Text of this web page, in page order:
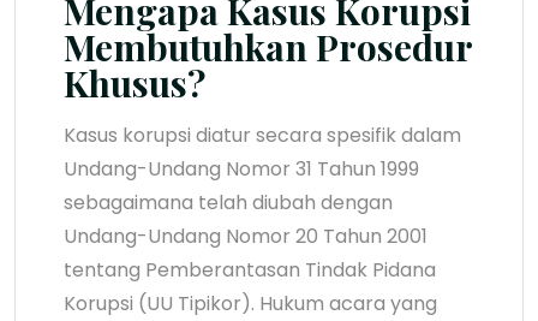
Mengapa Kasus Korupsi
Membutuhkan Prosedur
Khusus?
Kasus korupsi diatur secara spesifik dalam
Undang-Undang Nomor 31 Tahun 1999
sebagaimana telah diubah dengan
Undang-Undang Nomor 20 Tahun 2001
tentang Pemberantasan Tindak Pidana
Korupsi (UU Tipikor). Hukum acara yang